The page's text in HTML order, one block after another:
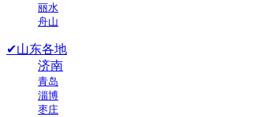
丽水
舟山
✔山东各地
济南
青岛
淄博
枣庄